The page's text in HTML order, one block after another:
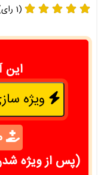
(1 رای)
این
ویژه سازی
(پس از ویژه